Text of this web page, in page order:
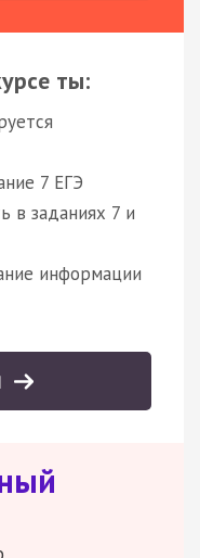
ты:
7 ЕГЭ
в заданиях 7 и
информации